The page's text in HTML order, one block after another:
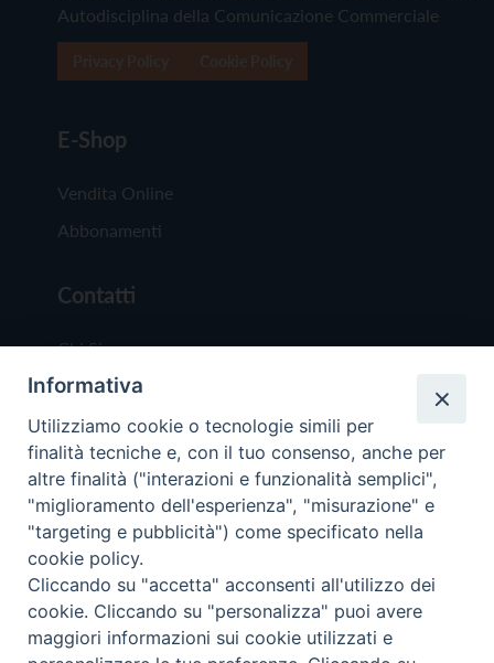
Autodisciplina della Comunicazione Commerciale
E-Shop
Vendita Online
Abbonamenti
Contatti
Chi Siamo
Redazione
Scrivici
Copyright © 2019 - Tutti i diritti riservati - Vita
Trentina Editrice
Privacy Policy
Informativa
Utilizziamo cookie o tecnologie simili per
finalità tecniche e, con il tuo consenso, anche per
altre finalità ("interazioni e funzionalità semplici",
"miglioramento dell'esperienza", "misurazione" e
"targeting e pubblicità") come specificato nella
cookie policy.
Cliccando su "accetta" acconsenti all'utilizzo dei
cookie. Cliccando su "personalizza" puoi avere
maggiori informazioni sui cookie utilizzati e